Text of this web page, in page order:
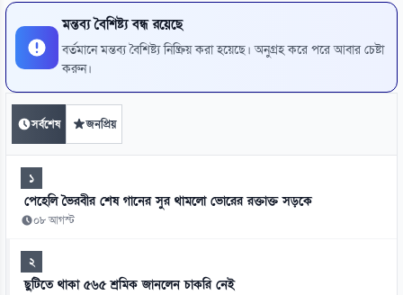
মন্তব্য বৈশিষ্ট্য বন্ধ রয়েছে
বর্তমানে মন্তব্য বৈশিষ্ট্য নিষ্ক্রিয় করা হয়েছে। অনুগ্রহ করে পরে আবার চেষ্টা
করুন।
সর্বশেষ জনপ্রিয়
১
পেহেলি ভৈরবীর শেষ গানের সুর থামলো ভোরের রক্তাক্ত সড়কে
০৮ আগস্ট
২
ছুটিতে থাকা ৫৬৫ শ্রমিক জানলেন চাকরি নেই